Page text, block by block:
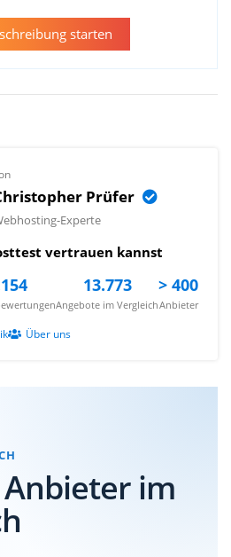
starten
Prüfer
Experte
vertrauen kannst
13.773
Angebote im Vergleich
> 400
Anbieter
Über uns
im